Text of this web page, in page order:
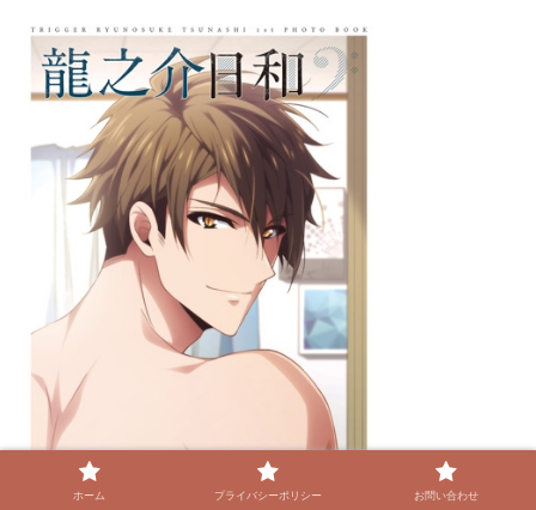
ホーム プライバシーポリシー お問い合わせ